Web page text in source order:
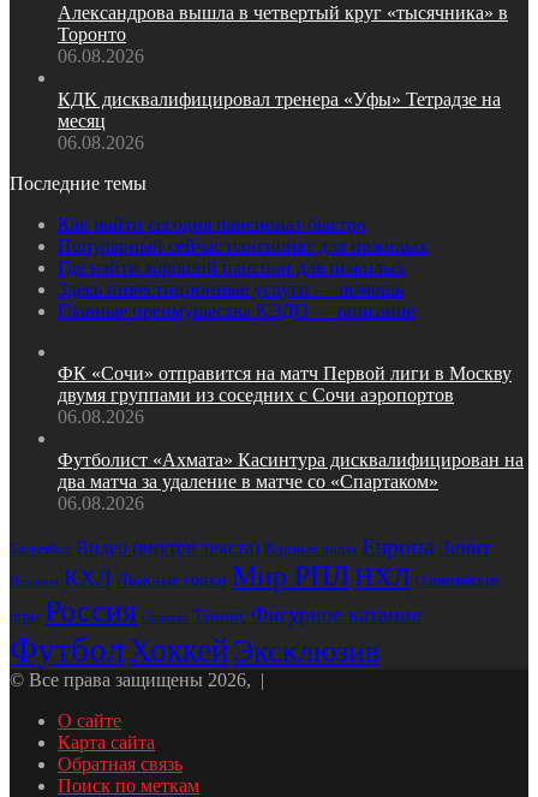
Александрова вышла в четвертый круг «тысячника» в
Торонто
06.08.2026
КДК дисквалифицировал тренера «Уфы» Тетрадзе на
месяц
06.08.2026
Последние темы
Как найти сегодня пансионат быстро
Популярный сейчас пансионат для пожилых
Где найти хороший пансион для пожилых
Здесь инвестиционные услуги — помощь
Главные преимущества КЭДО — описание
ФК «Сочи» отправится на матч Первой лиги в Москву
двумя группами из соседних с Сочи аэропортов
06.08.2026
Футболист «Ахмата» Касинтура дисквалифицирован на
два матча за удаление в матче со «Спартаком»
06.08.2026
Баскетбол Видео (внутри текста) Водные виды Европа Зенит
Испания КХЛ Лыжные гонки Мир РПЛНХЛ Олимпийские
игры Россия Спартак Теннис Фигурное катание
ФутболХоккейЭксклюзив
© Все права защищены 2026, |
О сайте
Карта сайта
Обратная связь
Поиск по меткам